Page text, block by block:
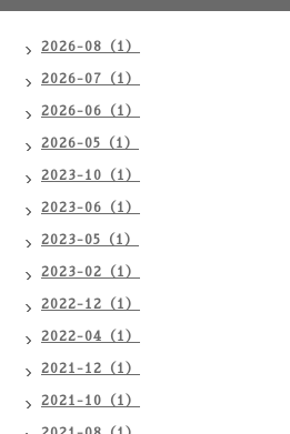
2026-08（1）
2026-07（1）
2026-06（1）
2026-05（1）
2023-10（1）
2023-06（1）
2023-05（1）
2023-02（1）
2022-12（1）
2022-04（1）
2021-12（1）
2021-10（1）